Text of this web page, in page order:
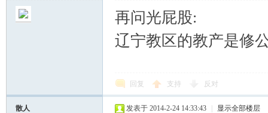
再问光屁股:
辽宁教区的教产是修
回复 支持 反对
散人 发表于 2014-2-24 14:33:43 显示全部楼层